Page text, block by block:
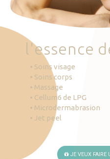
'essence d
• Soins visage
• Soins corps
• Massage
• Cellum6 de LPG
• Microdermabrasion
• Jet peel
JE VEUX FAIRE